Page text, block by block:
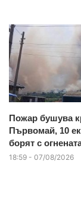
Пожар бушува
Първомай, 10
борят с
18:59 - 07/08/2026